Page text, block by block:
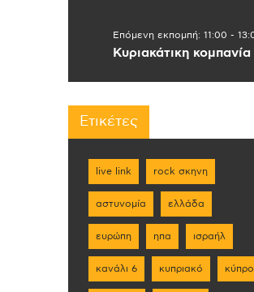
Επόμενη εκπομπή: 11:00 -
Κυριακάτικη κομπανία
Ετικέτες
live link rock σκηνη
αστυνομία ελλάδα
ευρώπη ηπα ισραήλ
κανάλι 6 κυπριακό